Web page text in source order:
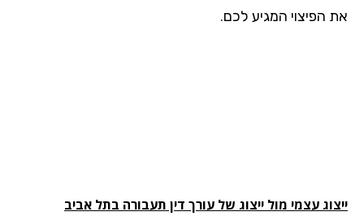
הפיצוי המגיע לכם.
עצמי מול ייצוג של עורך דין תעבורה בתל אביב